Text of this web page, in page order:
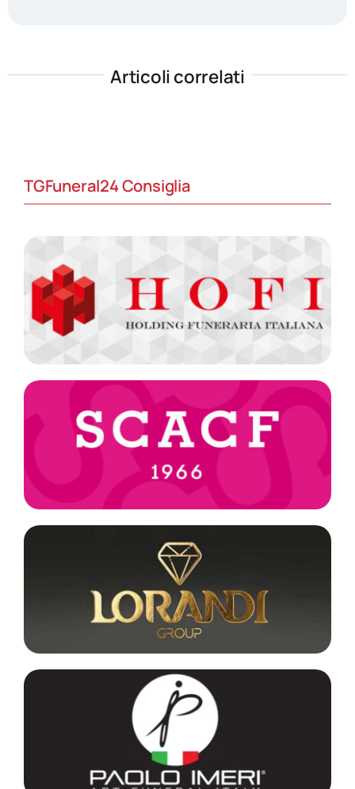
Articoli correlati
TGFuneral24 Consiglia